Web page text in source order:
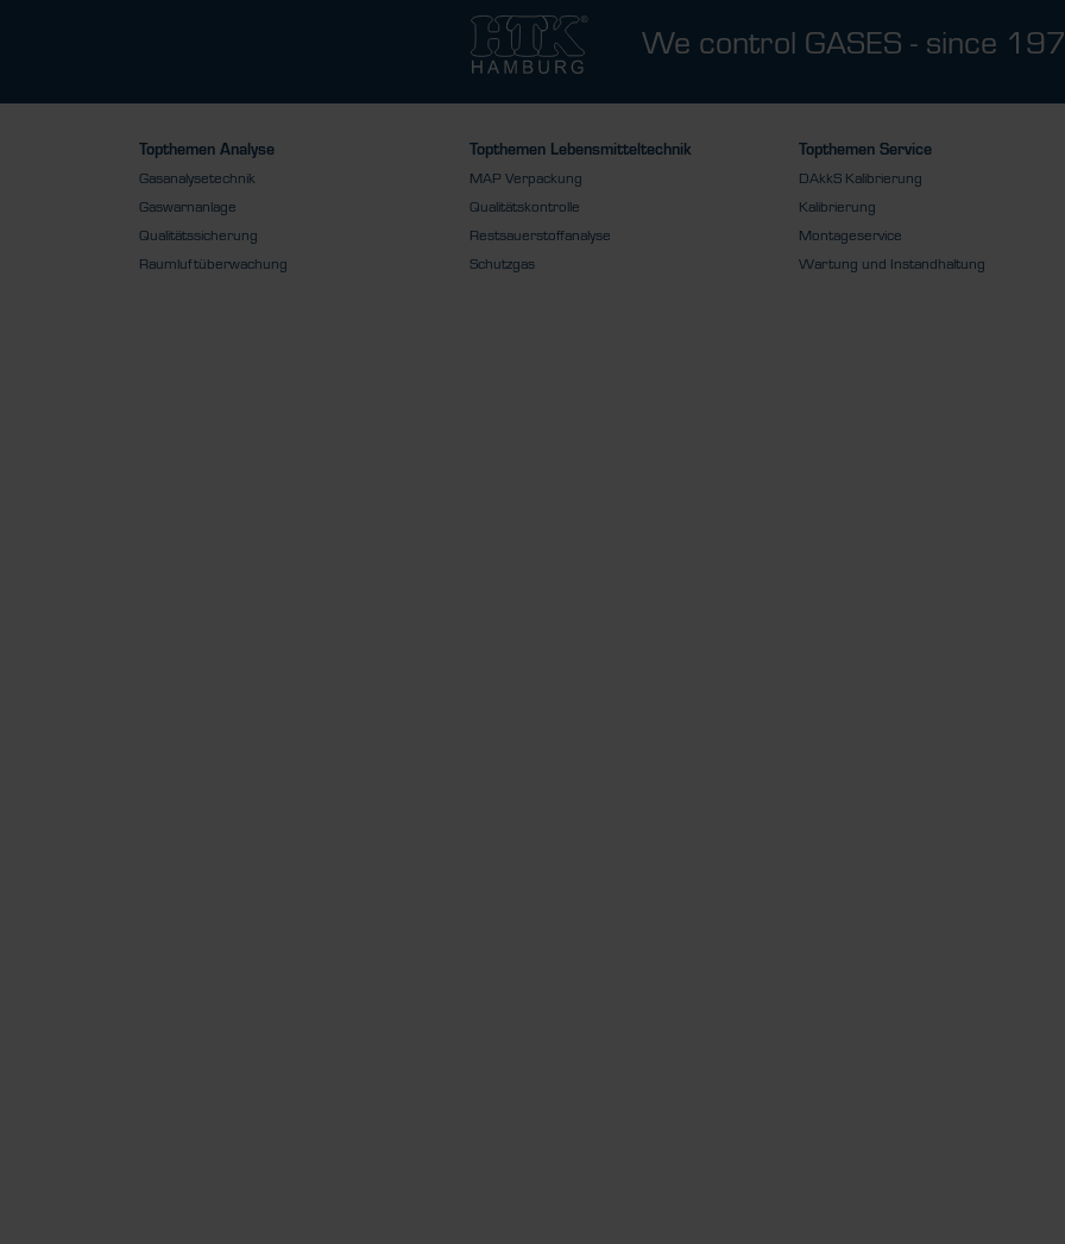
We control GASES - since
Topthemen Analyse
Gasanalysetechnik
Gaswarnanlage
Qualitätssicherung
Raumluftüberwachung
Topthemen Lebensmitteltechnik
MAP Verpackung
Qualitätskontrolle
Restsauerstoffanalyse
Schutzgas
Topthemen Service
DAkkS Kalibrierung
Kalibrierung
Montageservice
Wartung und Instandhaltung